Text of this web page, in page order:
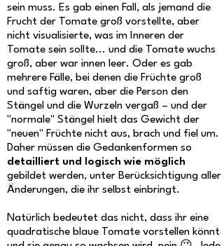
sein muss. Es gab einen Fall, als jemand die
Frucht der Tomate groß vorstellte, aber
nicht visualisierte, was im Inneren der
Tomate sein sollte... und die Tomate wuchs
groß, aber war innen leer. Oder es gab
mehrere Fälle, bei denen die Früchte groß
und saftig waren, aber die Person den
Stängel und die Wurzeln vergaß – und der
"normale" Stängel hielt das Gewicht der
"neuen" Früchte nicht aus, brach und fiel um.
Daher müssen die Gedankenformen so
detailliert und logisch wie möglich
gebildet werden, unter Berücksichtigung aller
Änderungen, die ihr selbst einbringt.
Natürlich bedeutet das nicht, dass ihr eine
quadratische blaue Tomate vorstellen könnt